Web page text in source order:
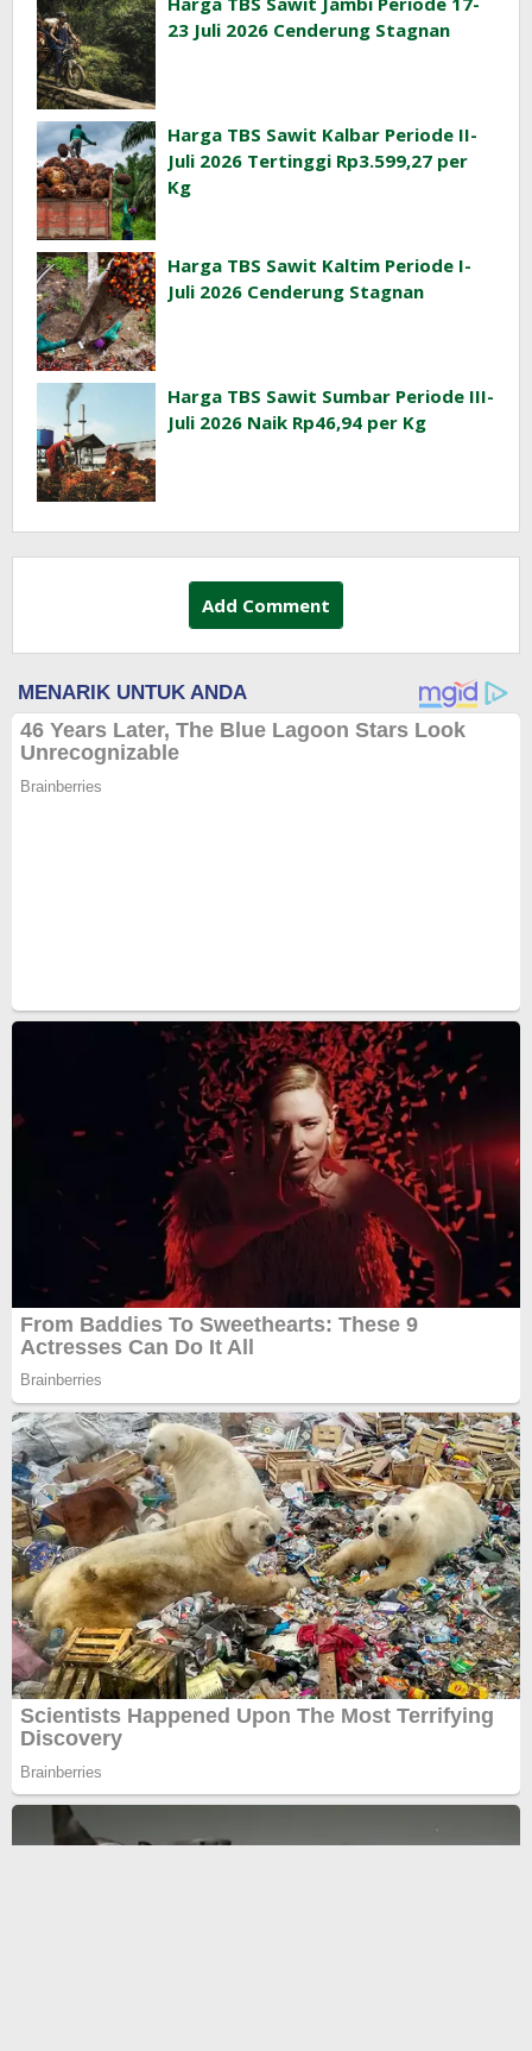
23 Juli 2026 Cenderung Stagnan
Harga TBS Sawit Kalbar Periode II-
Juli 2026 Tertinggi Rp3.599,27 per
Kg
Harga TBS Sawit Kaltim Periode I-
Juli 2026 Cenderung Stagnan
Harga TBS Sawit Sumbar Periode III-
Juli 2026 Naik Rp46,94 per Kg
Add Comment